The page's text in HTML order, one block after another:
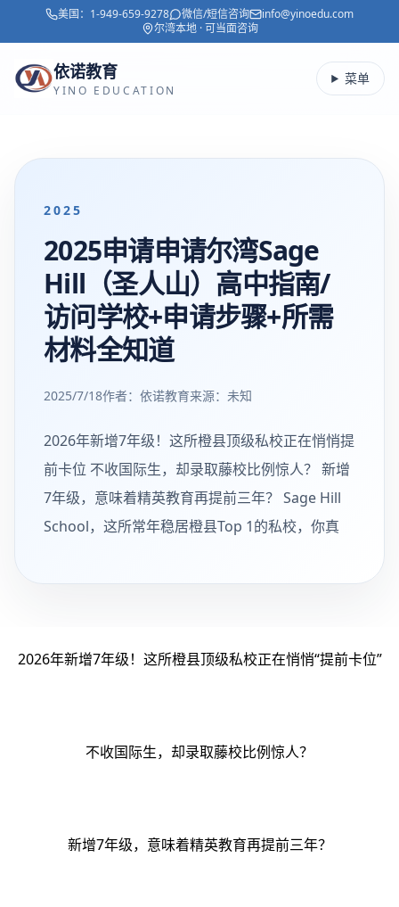
美国： 1-949-659-9278 微信/短信咨询
info@yinoedu.com
尔湾本地 · 可当面咨询
依诺教育
YINO EDUCATION
菜单
2025
2025申请申请尔湾Sage
Hill（圣人山）高中指南/
访问学校+申请步骤+所需
材料全知道
2025/7/18作者：依诺教育来源： 未知
2026年新增7年级！这所橙县顶级私校正在悄悄提
前卡位 不收国际生，却录取藤校比例惊人？ 新增
7年级，意味着精英教育再提前三年？ Sage Hill
School，这所常年稳居橙县Top 1的私校，你真
2026年新增7年级！这所橙县顶级私校正在悄悄“提前卡位”
不收国际生，却录取藤校比例惊人？
新增7年级，意味着精英教育再提前三年？